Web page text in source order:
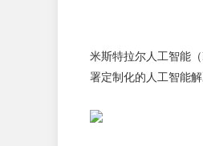
米斯特拉尔人工智能
署定制化的人工智能